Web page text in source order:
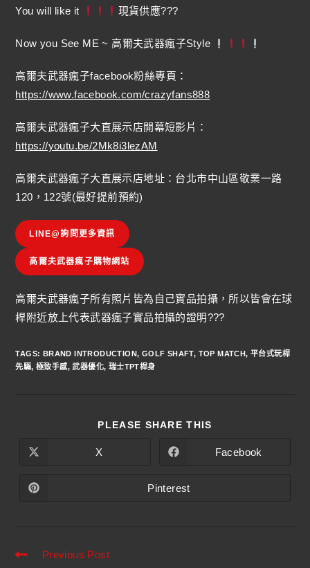
You will like it 現貨供應???
Now you See ME ~ 高爾夫武器瘋子Style
高爾夫武器瘋子facebook粉絲專頁：
https://www.facebook.com/crazyfans888
高爾夫武器瘋子大直展示店開幕短影片：
https://youtu.be/2Mk8i3lezAM
高爾夫武器瘋子大直展示店地址：台北市中山區敬業一路
120，122號(最好提前預約)
LINE@詢問更多資訊
高爾夫武器瘋子購物網站
高爾夫武器瘋子所有照片皆為自己實品拍攝，所以皆會在球
桿附近放上代表武器瘋子實品拍攝的證明???
TAGS: BRAND INTRODUCTION, GOLF SHAFT, TOP MATCH, 平台式玩桿
先驅, 極致手感, 武器優化, 瑞士TPT桿身
PLEASE SHARE THIS
X Facebook
Pinterest
Previous Post